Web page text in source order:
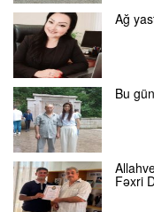
Ağ
Bu
Fəxri